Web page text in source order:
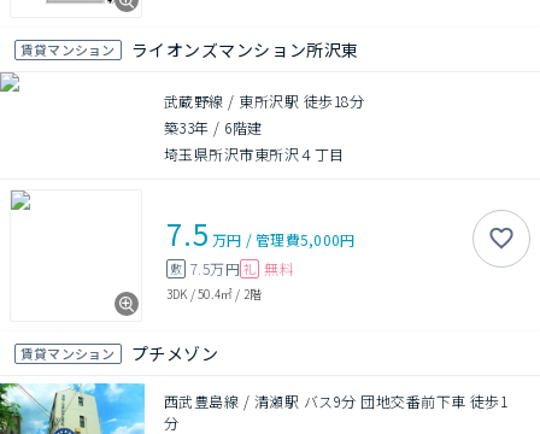
賃貸マンション ライオンズマンション所沢東
武蔵野線 / 東所沢駅 徒歩18分
築33年 / 6階建
埼玉県所沢市東所沢４丁目
7.5 万円 /管理費5,000円
敷 7.5万円 礼 無料
3DK /50.4㎡ / 2階
賃貸マンション プチメゾン
西武豊島線 / 清瀬駅 バス9分 団地交番前下車 徒歩1
分